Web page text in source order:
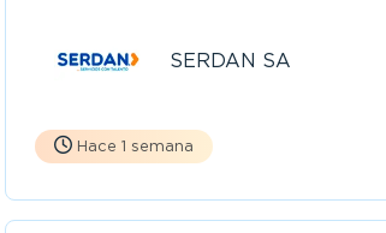
SERDAN SA
Hace 1 semana